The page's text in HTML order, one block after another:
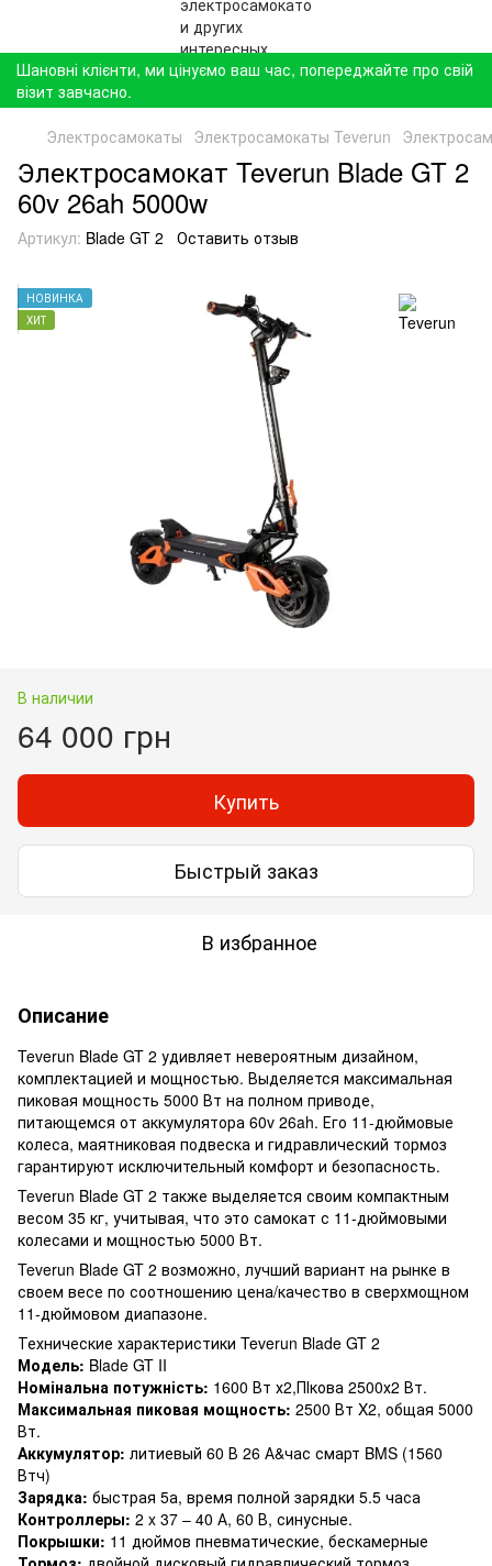
Шановні клієнти, ми цінуємо ваш час, попереджайте про свій
візит завчасно.
Электросамокаты Электросамокаты Teverun
Электросамокат Teverun Blade GT 2
60v 26ah 5000w
Артикул: Blade GT 2 Оставить отзыв
НОВИНКА
ХИТ
В наличии
64 000 грн
Купить
Быстрый заказ
В избранное
Описание
Teverun Blade GT 2 удивляет невероятным дизайном,
комплектацией и мощностью. Выделяется максимальная
пиковая мощность 5000 Вт на полном приводе,
питающемся от аккумулятора 60v 26ah. Его 11-дюймовые
колеса, маятниковая подвеска и гидравлический тормоз
гарантируют исключительный комфорт и безопасность.
Teverun Blade GT 2 также выделяется своим компактным
весом 35 кг, учитывая, что это самокат с 11-дюймовыми
колесами и мощностью 5000 Вт.
Teverun Blade GT 2 возможно, лучший вариант на рынке в
своем весе по соотношению цена/качество в сверхмощном
11-дюймовом диапазоне.
Технические характеристики Teverun Blade GT 2
Модель: Blade GT II
Номінальна потужність: 1600 Вт х2,ПІкова 2500х2 Вт.
Максимальная пиковая мощность: 2500 Вт X2, общая 5000
Вт.
Аккумулятор: литиевый 60 В 26 А&час смарт BMS (1560
Втч)
Зарядка: быстрая 5а, время полной зарядки 5.5 часа
Контроллеры: 2 x 37 – 40 А, 60 В, синусные.
Покрышки: 11 дюймов пневматические, бескамерные